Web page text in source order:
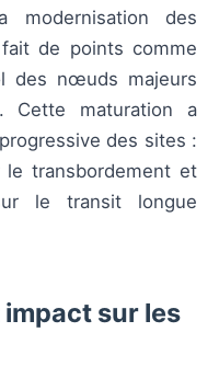
des
de points comme
des nœuds majeurs
Cette maturation a
des sites :
transbordement et
le transit longue
sur les